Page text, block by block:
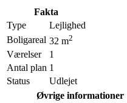
Fakta
Type
Lejlighed
Boligareal 32 m2
Værelser
1
Antal plan 1
Status
Udlejet
Øvrige informationer